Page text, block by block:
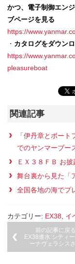
かつ、 電子制御エン
ブページを見る
https://
・ カタログをダウン
https://
pleasureboat
関連記事
「伊丹章とボー
でのヤンマーブー
ＥＸ３８ＦＢ お披
舞台裏から見た「
全国各地の海でプ
カテゴリー: EX38, イ
前の記事に戻る
EX38進水:シティ
ーナヴェラシス